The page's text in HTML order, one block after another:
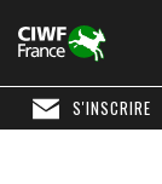
S'INSCRIRE